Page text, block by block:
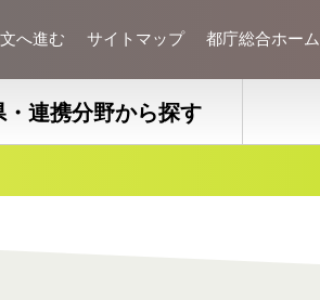
へ進む サイトマップ 都庁総合ホー
・連携分野から探す